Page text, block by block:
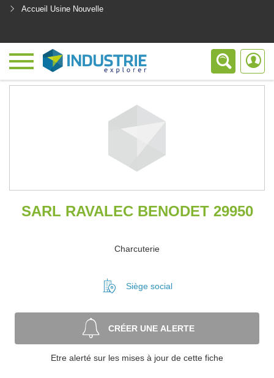
Accueil Usine Nouvelle
SARL RAVALEC BENODET 29950
Charcuterie
Siège social
CRÉER UNE ALERTE
Etre alerté sur les mises à jour de cette fiche